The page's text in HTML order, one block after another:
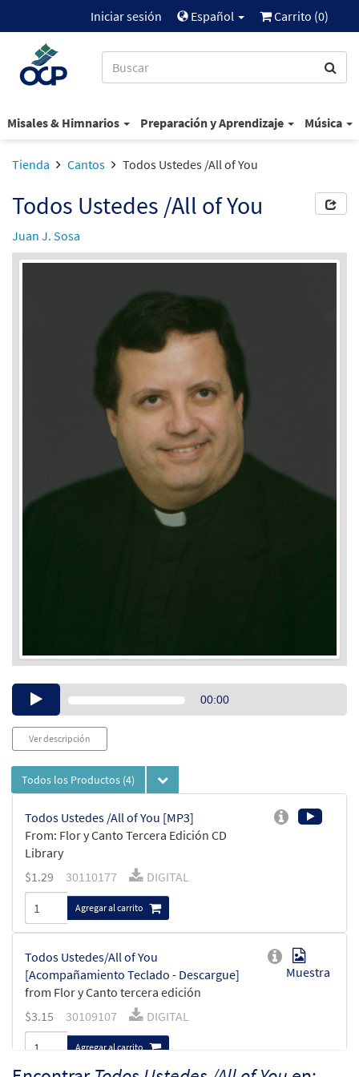
Iniciar sesión Español Carrito (0)
Misales & Himnarios Preparación y Aprendizaje Música
Tienda Cantos Todos Ustedes /All of You
Todos Ustedes /All of You
Juan J. Sosa
Audio00:00
Ver descripción
Todos los Productos (4)
Todos Ustedes /All of You [MP3]
From: Flor y Canto Tercera Edición CD
Library
$1.29 30110177 DIGITAL
Agregar al carrito
Todos Ustedes/All of You
[Acompañamiento Teclado - Descargue]
from Flor y Canto tercera edición
Muestra
$3.15 30109107 DIGITAL
Agregar al carrito